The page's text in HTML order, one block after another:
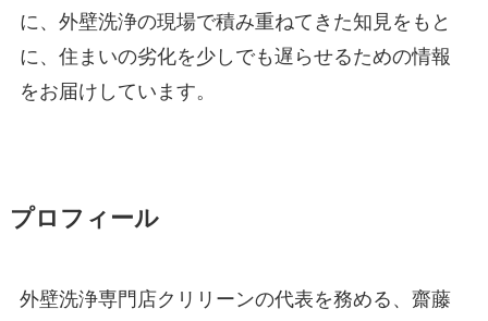
に、外壁洗浄の現場で積み重ねてきた知見をもと
に、住まいの劣化を少しでも遅らせるための情報
をお届けしています。
プロフィール
外壁洗浄専門店クリリーンの代表を務める、齋藤